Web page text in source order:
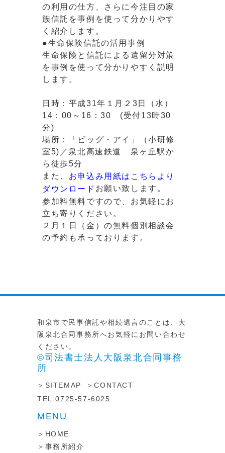
の利用の仕方、さらに今注目の家
族信託を事例を使って分かりやす
く紹介します。
●生命保険信託の活用事例
生命保険と信託による遺留分対策
を事例を使って分かりやすく説明
します。
日時：平成31年１月２3日（水）
14：00～16：30 (受付13時30
分)
場所：「ビッグ・アイ」（小研修
室5)／泉北高速鉄道 泉ヶ丘駅か
ら徒歩5分
また、 お申込み用紙はこちらより
ダウンロード お願い致します。
参加料無料ですので、お気軽にお
立ち寄りください。
２月１日（金）の無料個別相談会
の予約も承っております。
和泉市で民事信託や相続遺言のことは、大
阪泉北合同事務所へお気軽にお問い合わせ
ください。
©司法書士法人大阪泉北合同事務
所
SITEMAP
CONTACT
TEL:0725-57-6025
MENU
HOME
事務所紹介